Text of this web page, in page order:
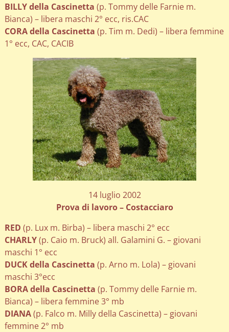
BILLY della Cascinetta (p. Tommy delle Farnie m.
Bianca) – libera maschi 2° ecc, ris.CAC
CORA della Cascinetta (p. Tim m. Dedi) – libera femmine
1° ecc, CAC, CACIB
14 luglio 2002
Prova di lavoro – Costacciaro
RED (p. Lux m. Birba) – libera maschi 2° ecc
CHARLY(p. Caio m. Bruck) all. Galamini G. – giovani
maschi 1° ecc
DUCK della Cascinetta (p. Arno m. Lola) – giovani
maschi 3°ecc
BORA della Cascinetta (p. Tommy delle Farnie m.
Bianca) – libera femmine 3° mb
DIANA(p. Falco m. Milly della Cascinetta) – giovani
femmine 2° mb